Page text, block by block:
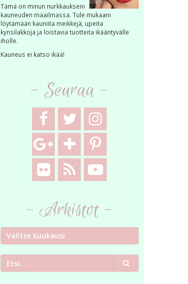
Tämä on minun nurkkaukseni
kauneuden maailmassa. Tule mukaani
löytämään kauniita meikkejä, upeita
kynsilakkoja ja loistavia tuotteita ikääntyvälle
iholle.
Kauneus ei katso ikää!
- Seuraa -
- Arkistot -
Etsi